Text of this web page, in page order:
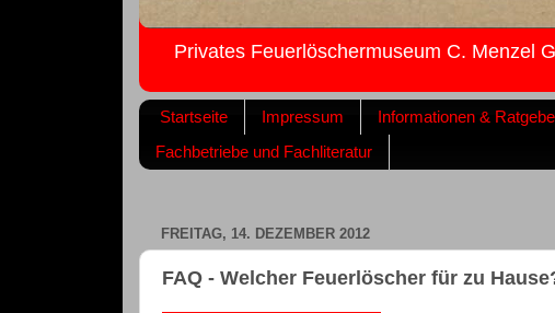
Privates Feuerlöschermuseum C. Menzel
Startseite Impressum Informationen &
Fachbetriebe und Fachliteratur
FREITAG, 14. DEZEMBER 2012
FAQ - Welcher Feuerlöscher für zu